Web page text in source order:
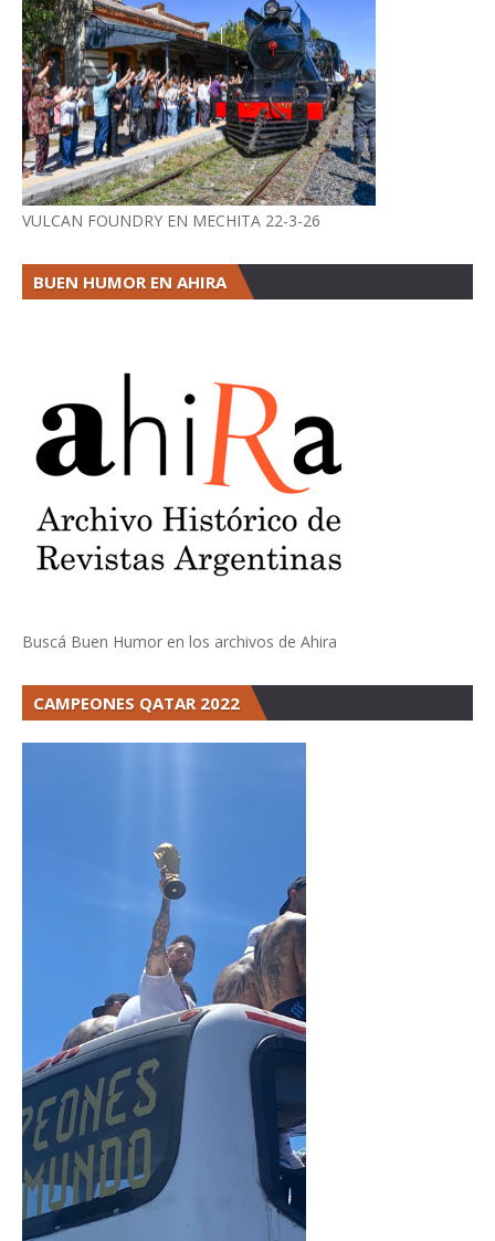
VULCAN FOUNDRY EN MECHITA 22-3-26
BUEN HUMOR EN AHIRA
Buscá Buen Humor en los archivos de Ahira
CAMPEONES QATAR 2022